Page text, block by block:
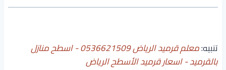
تنبيه:
معلم قرميد الرياض 0536621509 - اسطح منازل
بالقرميد - اسعار قرميد الأسطح الرياض